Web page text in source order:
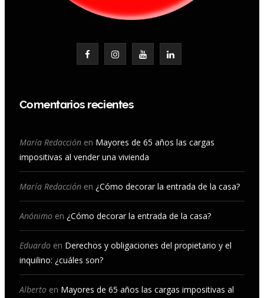
b
o
o
I
s
a
g
r
m
Y
u
b
e
L
e
I
Comentarios recientes
María Redacción en Mayores de 65 años las cargas
impositivas al vender una vivienda
María Redacción en ¿Cómo decorar la entrada de la casa?
Anónimo en ¿Cómo decorar la entrada de la casa?
Eduardo en Derechos y obligaciones del propietario y el
inquilino: ¿cuáles son?
Alberto en Mayores de 65 años las cargas impositivas al